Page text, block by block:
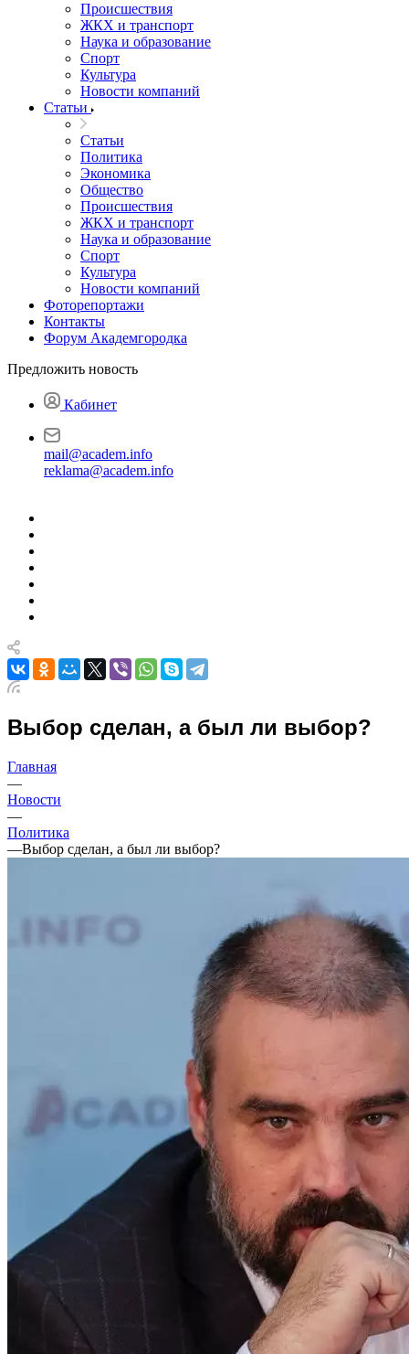
Происшествия
ЖКХ и транспорт
Наука и образование
Спорт
Культура
Новости компаний
Статьи
Статьи
Политика
Экономика
Общество
Происшествия
ЖКХ и транспорт
Наука и образование
Спорт
Культура
Новости компаний
Фоторепортажи
Контакты
Форум Академгородка
Предложить новость
Кабинет
mail@academ.info
reklama@academ.info
Выбор сделан, а был ли выбор?
Главная
—
Новости
—
Политика
—Выбор сделан, а был ли выбор?